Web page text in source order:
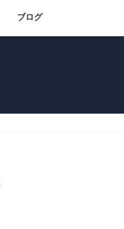
ブログ